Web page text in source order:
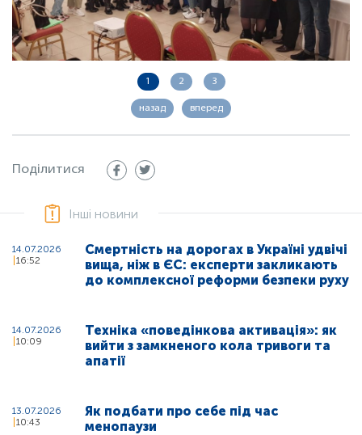
1 2 3
назад вперед
Поділитися
Інші новини
14.07.2026
16:52
Смертність на дорогах в Україні удвічі
вища, ніж в ЄС: експерти закликають
до комплексної реформи безпеки руху
14.07.2026
10:09
Техніка «поведінкова активація»: як
вийти з замкненого кола тривоги та
апатії
13.07.2026
10:43
Як подбати про себе під час
менопаузи